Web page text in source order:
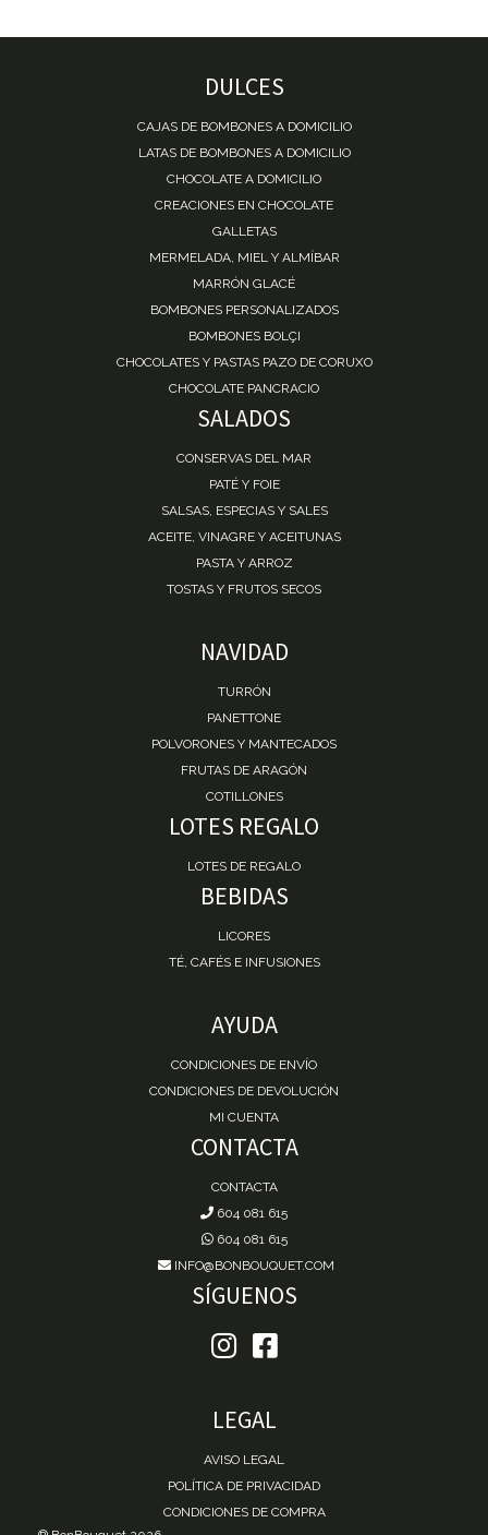
DULCES
CAJAS DE BOMBONES A DOMICILIO
LATAS DE BOMBONES A DOMICILIO
CHOCOLATE A DOMICILIO
CREACIONES EN CHOCOLATE
GALLETAS
MERMELADA, MIEL Y ALMÍBAR
MARRÓN GLACÉ
BOMBONES PERSONALIZADOS
BOMBONES BOLÇI
CHOCOLATES Y PASTAS PAZO DE CORUXO
CHOCOLATE PANCRACIO
SALADOS
CONSERVAS DEL MAR
PATÉ Y FOIE
SALSAS, ESPECIAS Y SALES
ACEITE, VINAGRE Y ACEITUNAS
PASTA Y ARROZ
TOSTAS Y FRUTOS SECOS
NAVIDAD
TURRÓN
PANETTONE
POLVORONES Y MANTECADOS
FRUTAS DE ARAGÓN
COTILLONES
LOTES REGALO
LOTES DE REGALO
BEBIDAS
LICORES
TÉ, CAFÉS E INFUSIONES
AYUDA
CONDICIONES DE ENVÍO
CONDICIONES DE DEVOLUCIÓN
MI CUENTA
CONTACTA
CONTACTA
604 081 615
604 081 615
INFO@BONBOUQUET.COM
SÍGUENOS
LEGAL
AVISO LEGAL
POLÍTICA DE PRIVACIDAD
CONDICIONES DE COMPRA